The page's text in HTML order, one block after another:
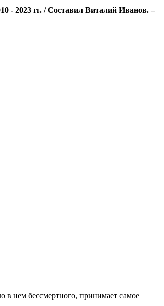
- 2023 гг. / Составил Виталий Иванов. –
нем бессмертного, принимает самое